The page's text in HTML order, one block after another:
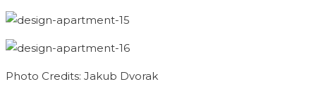
Photo Credits: Jakub Dvorak